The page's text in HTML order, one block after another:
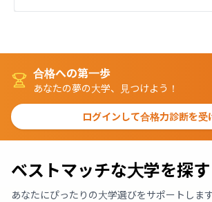
合格への第一歩
あなたの夢の大学、見つけよう！
ログインして合格力診断を受
ベストマッチな大学を探す
あなたにぴったりの大学選びをサポートしま